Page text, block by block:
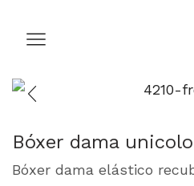
Bóxer dama
Bóxer dama elástico